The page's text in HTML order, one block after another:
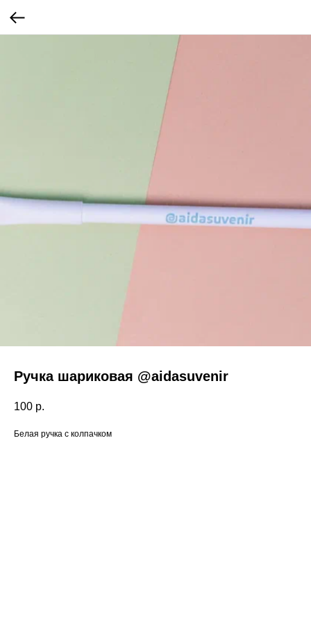
Ручка шариковая @aidasuvenir
100 р.
Белая ручка с колпачком